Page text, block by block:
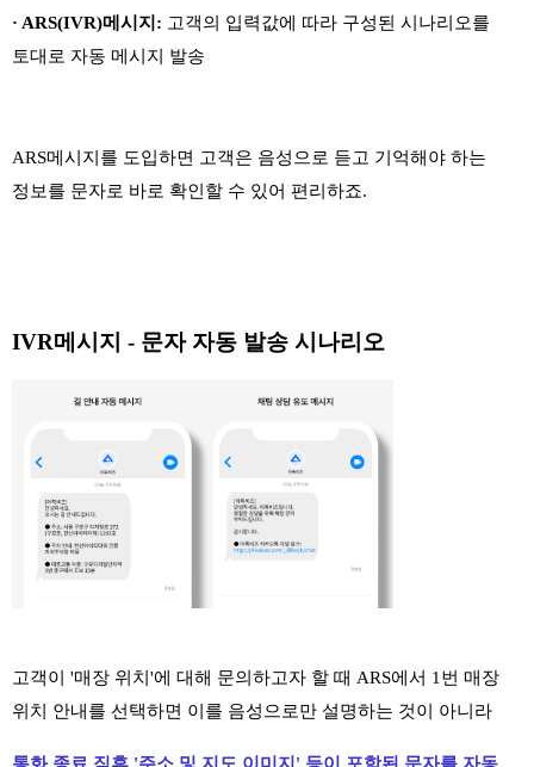
· ARS(IVR)메시지: 고객의 입력값에 따라 구성된 시나리오를
토대로 자동 메시지 발송
ARS메시지를 도입하면 고객은 음성으로 듣고 기억해야 하는
정보를 문자로 바로 확인할 수 있어 편리하죠.
IVR메시지 - 문자 자동 발송 시나리오
고객이 '매장 위치'에 대해 문의하고자 할 때 ARS에서 1번 매장
위치 안내를 선택하면 이를 음성으로만 설명하는 것이 아니라